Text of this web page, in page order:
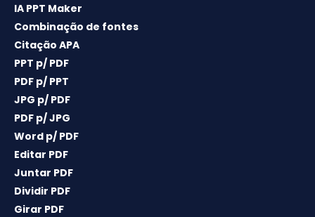
IA PPT Maker
Combinação de fontes
Citação APA
PPT p/ PDF
PDF p/ PPT
JPG p/ PDF
PDF p/ JPG
Word p/ PDF
Editar PDF
Juntar PDF
Dividir PDF
Girar PDF